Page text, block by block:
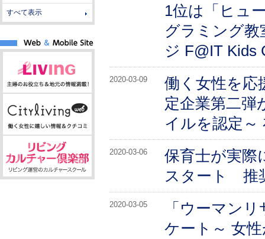
すべて表示
1位は「ヒュ
グラミング教
ジ F@IT Kids
2020-03-09
働く女性を応
定企業第二弾
イルを認定～
2020-03-06
保育士が実際
スタート 推
2020-03-05
「ウーマン
ケート～ 女